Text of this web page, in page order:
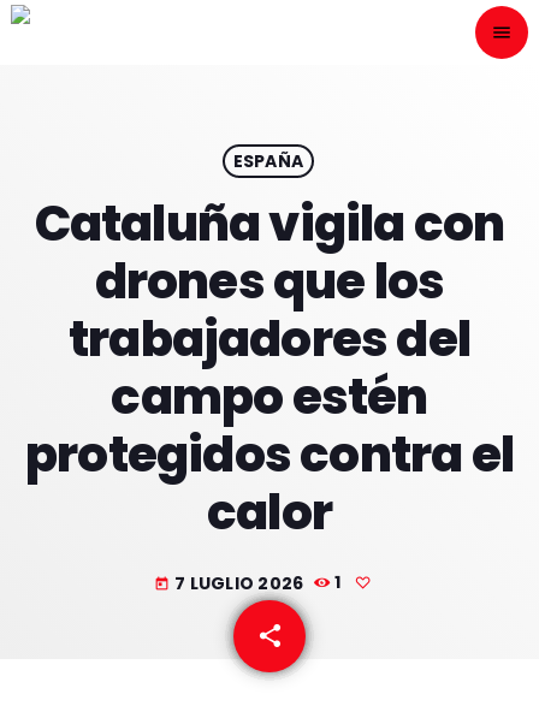
menu
play_arrow
PROGRAMACION
NUESTRAS FRECUENCIAS
ESPAÑA
Cataluña vigila con
drones que los
trabajadores del
campo estén
protegidos contra el
calor
today 7 LUGLIO 2026 1
share
email